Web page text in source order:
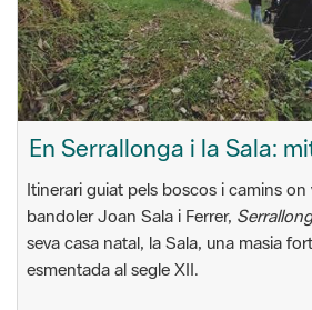
En Serrallonga i la Sala:
Itinerari guiat pels boscos i camins
bandoler Joan Sala i Ferrer,
seva casa natal, la Sala, una masia
esmentada al segle XII.